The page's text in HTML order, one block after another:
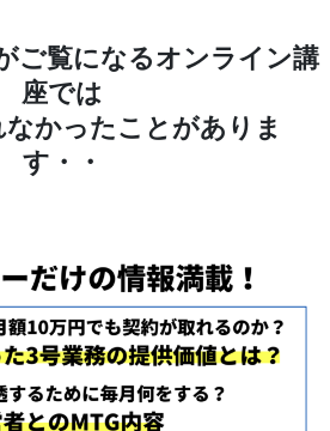
ご覧になるオンライン講
座では
かったことがありま
す・・